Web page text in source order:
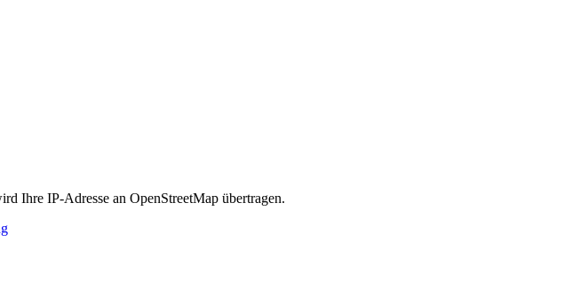
Ihre IP-Adresse an OpenStreetMap übertragen.